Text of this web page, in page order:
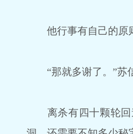
他行事有自己的原则
“那就多谢了。”苏
离杀有四十颗轮回